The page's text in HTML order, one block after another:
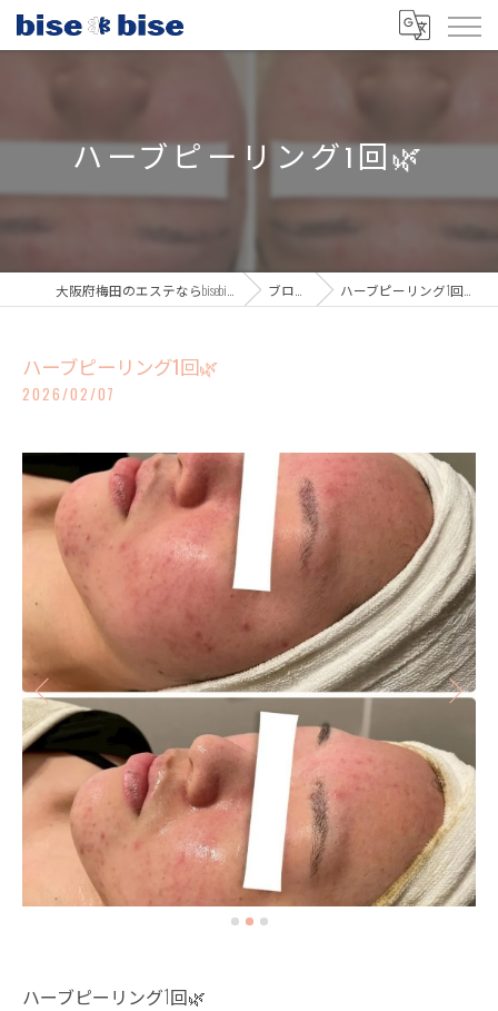
ハーブピーリング1回🌿
大阪府梅田のエステならbisebise ブログ ハーブピーリング1回🌿
ハーブピーリング1回🌿
2026/02/07
ハーブピーリング1回🌿